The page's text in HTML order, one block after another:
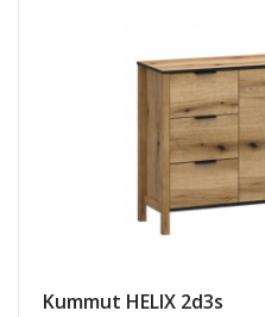
Kummut HELIX 2d3s